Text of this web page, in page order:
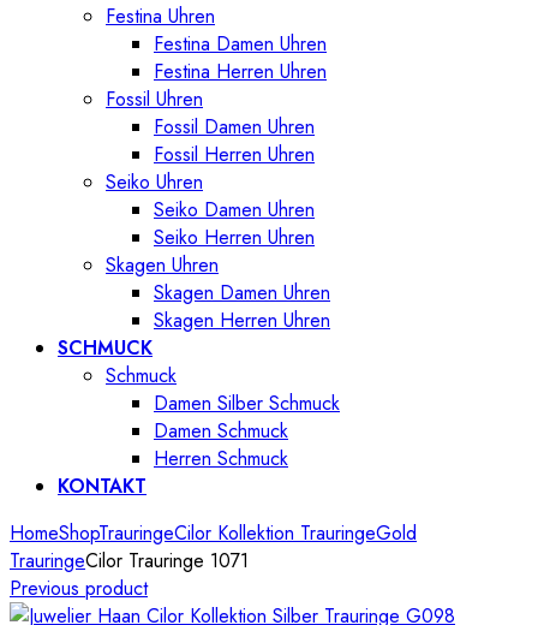
Festina Uhren
Festina Damen Uhren
Festina Herren Uhren
Fossil Uhren
Fossil Damen Uhren
Fossil Herren Uhren
Seiko Uhren
Seiko Damen Uhren
Seiko Herren Uhren
Skagen Uhren
Skagen Damen Uhren
Skagen Herren Uhren
SCHMUCK
Schmuck
Damen Silber Schmuck
Damen Schmuck
Herren Schmuck
KONTAKT
HomeShopTrauringeCilor Kollektion TrauringeGold
TrauringeCilor Trauringe 1071
Previous product